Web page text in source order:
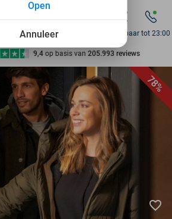
Ontdek 15.000+ deals
7 dagen per week beschikbaar
10+ miljoen leden
9,4 op basis van 205.993 reviews
Ontdek 15.000+ deals
7 dagen per week beschikbaar
10+ miljoen leden
Bereikbaar tot 23:00
78%
favorite_border
Annuleer
Open